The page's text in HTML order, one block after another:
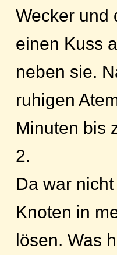
Wecker und
einen Kuss
neben sie.
ruhigen
Minuten bis
2.
Da war
Knoten in
lösen. Was